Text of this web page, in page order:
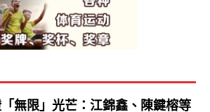
無限」光芒：江錦鑫、陳鍵榕等